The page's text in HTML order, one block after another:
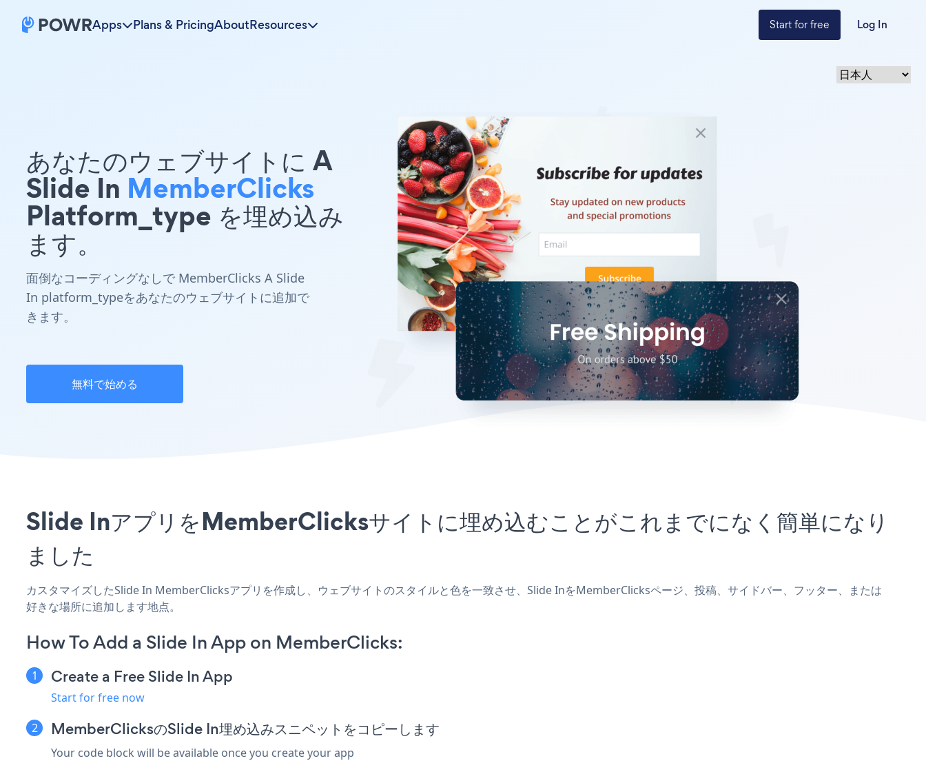
Apps Plans & PricingAboutResources Start for free Log In
あなたのウェブサイトに A
Slide In MemberClicks
Platform_type を埋め込み
ます。
面倒なコーディングなしで MemberClicks A Slide
In platform_typeをあなたのウェブサイトに追加で
きます。
無料で始める
Slide InアプリをMemberClicksサイトに埋め込むことがこれまでになく簡単になり
ました
カスタマイズしたSlide In MemberClicksアプリを作成し、ウェブサイトのスタイルと色を一致させ、Slide InをMemberClicksページ、投稿、サイドバー、フッター、または
好きな場所に追加します地点。
How To Add a Slide In App on MemberClicks:
Create a Free Slide In App
Start for free now
MemberClicksのSlide In埋め込みスニペットをコピーします
Your code block will be available once you create your app